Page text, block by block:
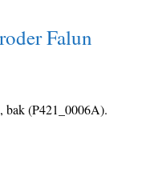
Falun
bak (P421_0006A).